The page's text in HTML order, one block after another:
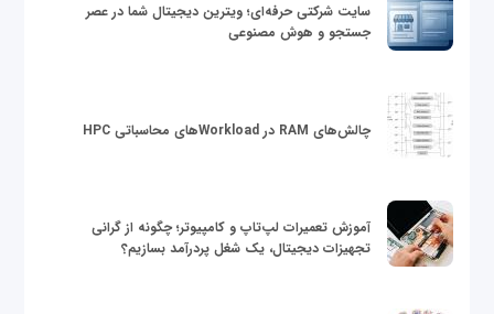
سایت شرکتی حرفه‌ای؛ ویترین دیجیتال شما در عصر
جستجو و هوش مصنوعی
چالش‌های RAM در Workloadهای محاسباتی HPC
آموزش تعمیرات لپ‌تاپ و کامپیوتر؛ چگونه از گرانی
تجهیزات دیجیتال، یک شغل پردرآمد بسازیم؟